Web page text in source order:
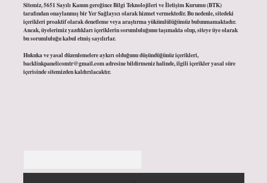
Sitemiz, 5651 Sayılı Kanun gereğince Bilgi Teknolojileri ve İletişim Kurumu (BTK)
tarafından onaylanmış bir Yer Sağlayıcı olarak hizmet vermektedir. Bu nedenle, sitedeki
içerikleri proaktif olarak denetleme veya araştırma yükümlülüğümüz bulunmamaktadır.
Ancak, üyelerimiz yazdıkları içeriklerin sorumluluğunu taşımakta olup, siteye üye olarak
bu sorumluluğu kabul etmiş sayılırlar.
Hukuka ve yasal düzenlemelere aykırı olduğunu düşündüğünüz içerikleri,
backlinkpanelicomtr@gmail.comadresine bildirmeniz halinde, ilgili içerikler yasal süre
içerisinde sitemizden kaldırılacaktır.